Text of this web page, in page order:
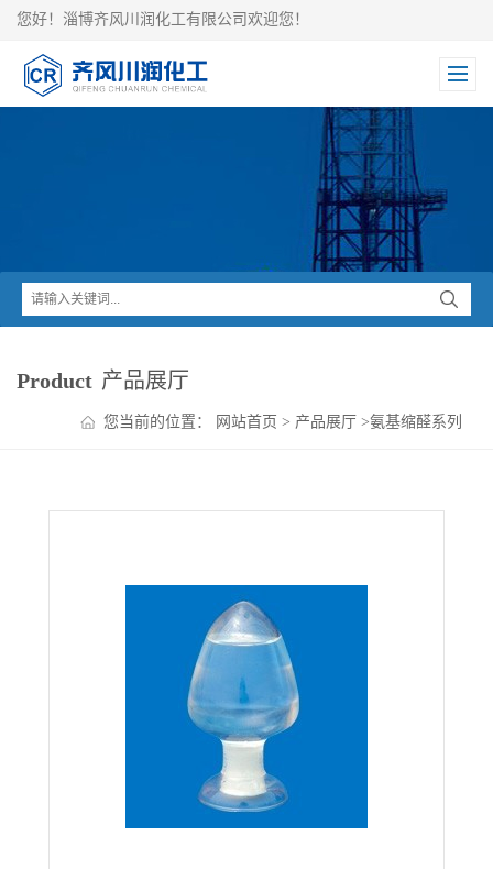
您好！淄博齐风川润化工有限公司欢迎您！
Product 产品展厅
您当前的位置： 网站首页 > 产品展厅 >氨基缩醛系列